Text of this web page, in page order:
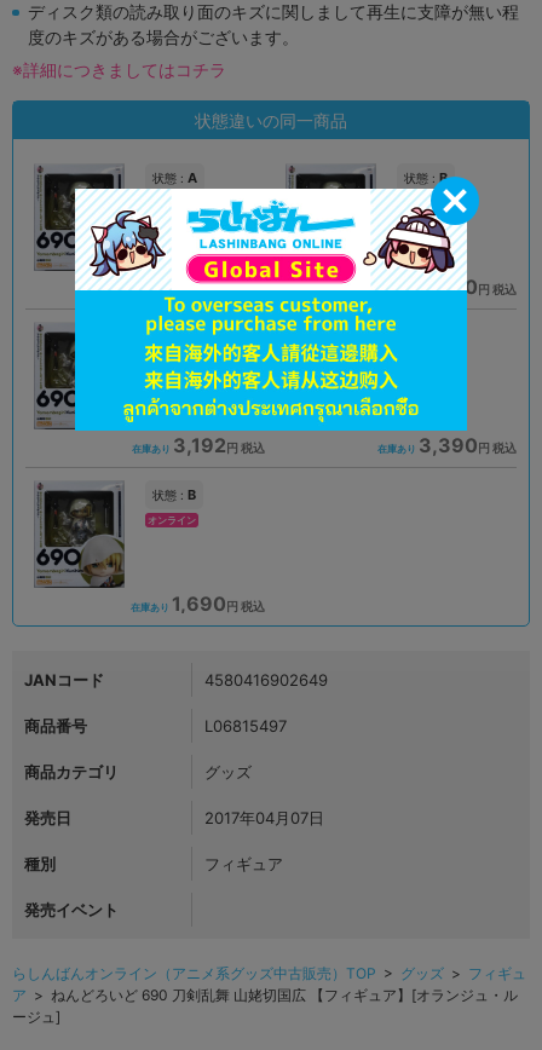
ディスク類の読み取り面のキズに関しまして再生に支障が無い程
度のキズがある場合がございます。
※詳細につきましてはコチラ
状態違いの同一商品
状態 : A
オンライン
品切状態 2,190円 税込
状態 : B
オンライン
在庫あり 1,890円 税込
状態 : B
横浜店
在庫あり 3,192円 税込 在庫あり 3,390円 税込
状態 : B
オンライン
在庫あり 1,690円 税込
JANコード 4580416902649
商品番号 L06815497
商品カテゴリ グッズ
発売日 2017年04月07日
種別 フィギュア
発売イベント
らしんばんオンライン（アニメ系グッズ中古販売）TOP > グッズ > フィギュ
ア > ねんどろいど 690 刀剣乱舞 山姥切国広 【フィギュア】[オランジュ・ル
ージュ]